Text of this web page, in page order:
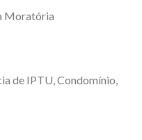
Moratória
de IPTU, Condomínio,